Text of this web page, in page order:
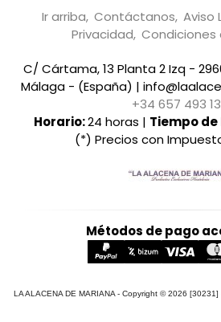
Ir arriba Contáctanos Aviso
Privacidad Condiciones
C/ Cártama, 13 Planta 2 Izq -
Málaga - (España) |
+34 657 493
Horario:24 horas | Tiempo
(*) Precios con
Métodos de pago
LA ALACENA DE MARIANA- Copyright © 2026 [30231]